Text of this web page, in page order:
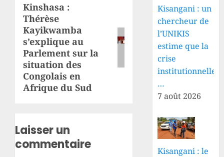
Article
suivant:
Kinshasa :
Thérèse
Kayikwamba
s’explique au
Parlement sur la
situation des
Congolais en
Afrique du Sud
Laisser un
commentaire
Kisangani : un
chercheur de
l’UNIKIS
estime que la
crise
institutionnelle
…
7 août 2026
Kisangani : le